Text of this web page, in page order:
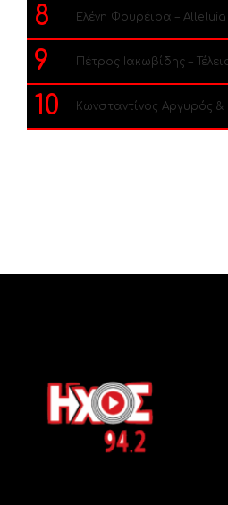
8 Ελένη Φουρέιρα – Alleluia
9 Πέτρος Ιακωβίδης –
10 Κωνσταντίνος Αργυρός